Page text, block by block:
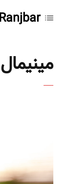
مینیمال